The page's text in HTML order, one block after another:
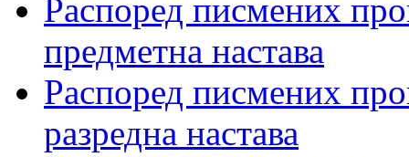
Распоред писмених
предметна настава
Распоред писмених
разредна настава